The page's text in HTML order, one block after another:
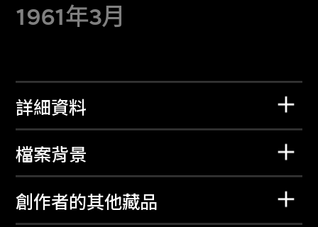
1961年3月
詳細資料
檔案背景
創作者的其他藏品